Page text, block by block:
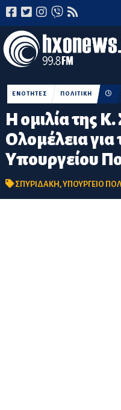
Η ομιλία της
Ολομέλεια
Υπουργείου
ΕΝΟΤΗΤΕΣ ΠΟΛΙΤΙΚΗ
ΣΠΥΡΙΔΑΚΗ,ΥΠΟΥΡΓΕΙΟ